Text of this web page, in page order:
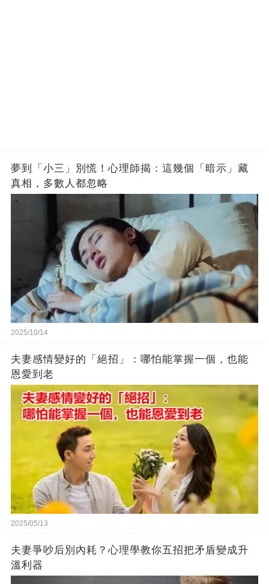
夢到「小三」別慌！心理師揭：這幾個「暗示」藏
真相，多數人都忽略
2025/10/14
夫妻感情變好的「絕招」：哪怕能掌握一個，也能
恩愛到老
2025/05/13
夫妻爭吵后別內耗？心理學教你五招把矛盾變成升
溫利器